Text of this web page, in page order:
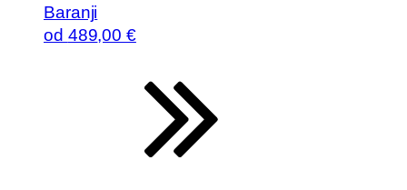
Baranji
od 489,00 €